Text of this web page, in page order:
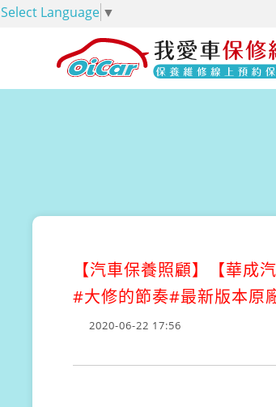
Select Language ▼
【汽車保養照顧】
【華成
#大修的節奏#最新版本原
2020-06-22 17:56